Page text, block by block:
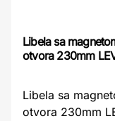
Libela sa
otvora 230mm
Libela sa
otvora 230mm